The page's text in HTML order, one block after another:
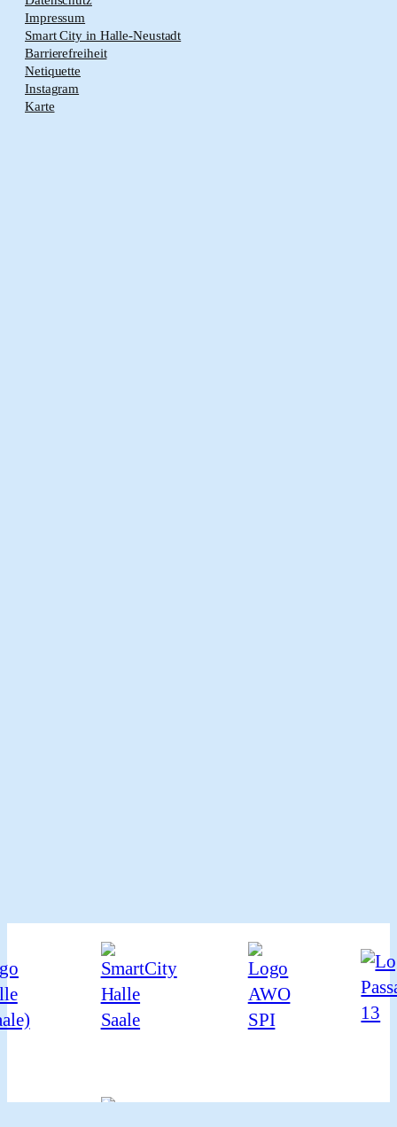
Impressum
Smart City in Halle-Neustadt
Barrierefreiheit
Netiquette
Instagram
Karte